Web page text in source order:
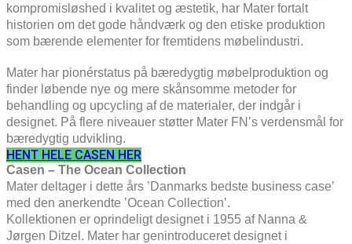
kompromisløshed i kvalitet og æstetik, har Mater fortalt
historien om det gode håndværk og den etiske produktion
som bærende elementer for fremtidens møbelindustri.
Mater har pionérstatus på bæredygtig møbelproduktion og
finder løbende nye og mere skånsomme metoder for
behandling og upcycling af de materialer, der indgår i
designet. På flere niveauer støtter Mater FN’s verdensmål for
bæredygtig udvikling.
HENT HELE CASEN HER
Casen – The Ocean Collection
Mater deltager i dette års ’Danmarks bedste business case’
med den anerkendte ’Ocean Collection’.
Kollektionen er oprindeligt designet i 1955 af Nanna &
Jørgen Ditzel. Mater har genintroduceret designet i